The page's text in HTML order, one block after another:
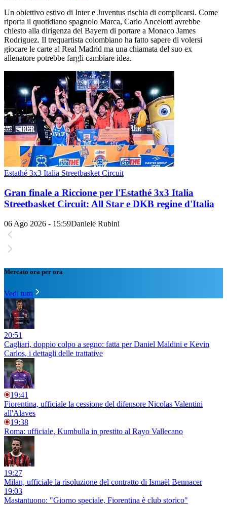
Un obiettivo estivo di Inter e Juventus rischia di complicarsi. Come
riporta il quotidiano spagnolo Marca, Carlo Ancelotti avrebbe
chiesto alla dirigenza del Bayern di portare a Monaco James
Rodriguez. Il trequartista colombiano ha fatto sapere di volersi
giocare le carte al Real Madrid ma una chiamata del suo ex
allenatore potrebbe fargli cambiare idea.
Estathé 3x3 Italia Streetbasket Circuit
Gran finale a Riccione per l'Estathé 3x3 Italia
Streetbasket Circuit: All Star e DKB regine d'Italia
06 Ago 2026 - 15:59Daniele Rubini
Mercato ora per ora
Vedi tutti
20:51
Cagliari, doppio colpo a segno: fatta per Daniel Maldini e Kevin
Carlos, i dettagli delle trattative
19:41
Fiorentina, ufficiale la cessione del difensore Nicolas Valentini
all'Alaves
19:38
Roma: ufficiale, Kumbulla in prestito al Rayo Vallecano
19:27
Milan, ufficiale la risoluzione del contratto di Ismaël Bennacer
19:03
Mastantuono: "Giorno speciale, Fiorentina è club storico"